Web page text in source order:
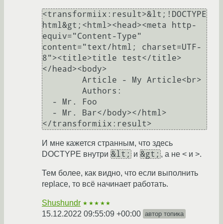
<transformiix:result>&lt;!DOCTYPE
html&gt;<html><head><meta http-
equiv="Content-Type"
content="text/html; charset=UTF-
8"><title>title test</title>
</head><body>
И мне кажется странным, что здесь
DOCTYPE внутри &lt; и &gt; , а не < и >.
Тем более, как видно, что если выполнить
replace, то всё начинает работать.
Shushundr ★★★★★
15.12.2022 09:55:09 +00:00 автор топика